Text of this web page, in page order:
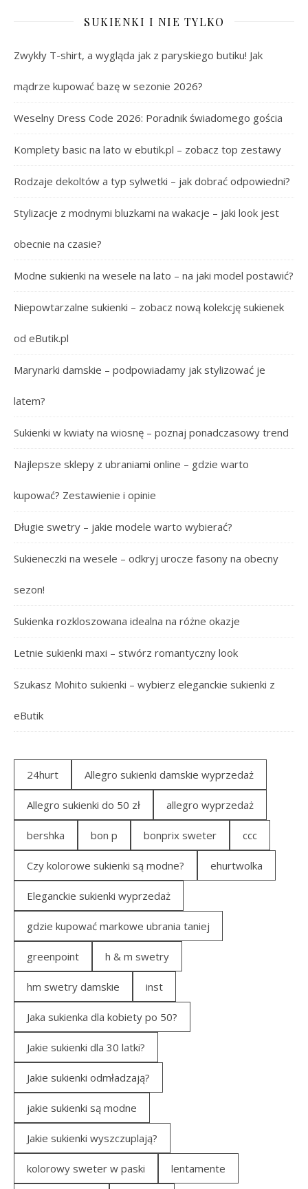
SUKIENKI I NIE TYLKO
Zwykły T-shirt, a wygląda jak z paryskiego butiku! Jak
mądrze kupować bazę w sezonie 2026?
Weselny Dress Code 2026: Poradnik świadomego gościa
Komplety basic na lato w ebutik.pl – zobacz top zestawy
Rodzaje dekoltów a typ sylwetki – jak dobrać odpowiedni?
Stylizacje z modnymi bluzkami na wakacje – jaki look jest
obecnie na czasie?
Modne sukienki na wesele na lato – na jaki model postawić?
Niepowtarzalne sukienki – zobacz nową kolekcję sukienek
od eButik.pl
Marynarki damskie – podpowiadamy jak stylizować je
latem?
Sukienki w kwiaty na wiosnę – poznaj ponadczasowy trend
Najlepsze sklepy z ubraniami online – gdzie warto
kupować? Zestawienie i opinie
Długie swetry – jakie modele warto wybierać?
Sukieneczki na wesele – odkryj urocze fasony na obecny
sezon!
Sukienka rozkloszowana idealna na różne okazje
Letnie sukienki maxi – stwórz romantyczny look
Szukasz Mohito sukienki – wybierz eleganckie sukienki z
eButik
24hurt Allegro sukienki damskie wyprzedaż
Allegro sukienki do 50 zł allegro wyprzedaż
bershka bon p bonprix sweter ccc
Czy kolorowe sukienki są modne? ehurtwolka
Eleganckie sukienki wyprzedaż
gdzie kupować markowe ubrania taniej
greenpoint h & m swetry
hm swetry damskie inst
Jaka sukienka dla kobiety po 50?
Jakie sukienki dla 30 latki?
Jakie sukienki odmładzają?
jakie sukienki są modne
Jakie sukienki wyszczuplają?
kolorowy sweter w paski lentamente